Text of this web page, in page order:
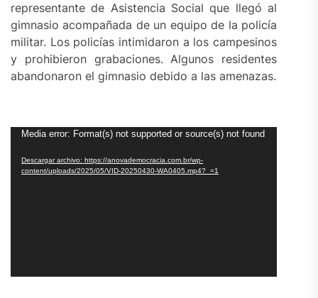
representante de Asistencia Social que llegó al
gimnasio acompañada de un equipo de la policía
militar. Los policías intimidaron a los campesinos
y prohibieron grabaciones. Algunos residentes
abandonaron el gimnasio debido a las amenazas.
Reproductor
vídeo
Media error: Format(s) not supported or source(s) not found
Descargar archivo: https://anovademocracia.com.br/wp-
content/uploads/2025/05/VID-20250430-WA0405.mp4?_=1